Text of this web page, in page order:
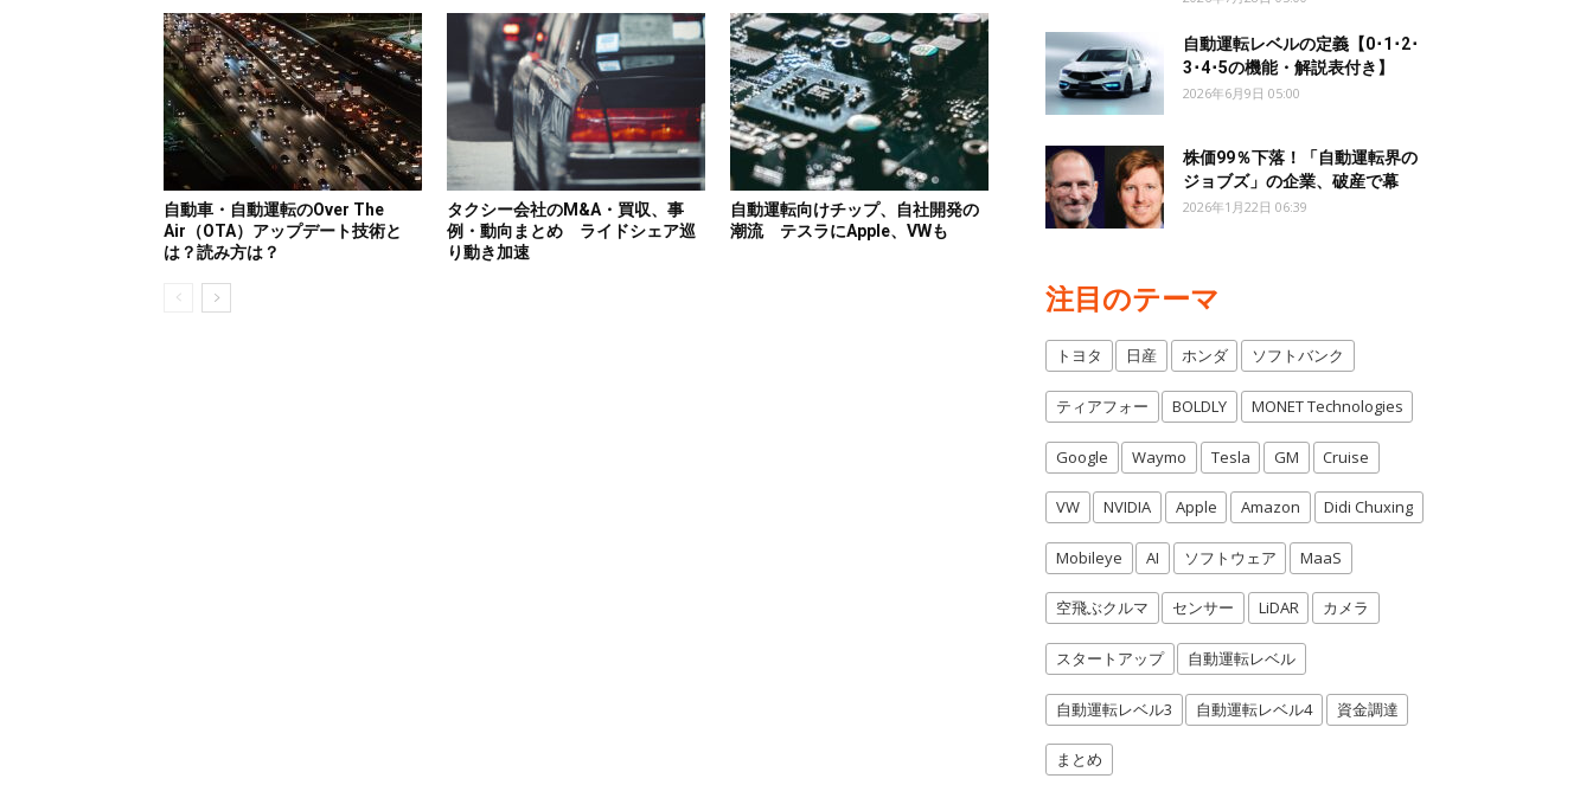
自動車・自動運転のOver The
Air（OTA）アップデート技術と
は？読み方は？
タクシー会社のM&A・買収、事
例・動向まとめ ライドシェア巡
り動き加速
自動運転向けチップ、自社開発の
潮流 テスラにApple、VWも
自動運転レベルの定義【0･1･2･
3･4･5の機能・解説表付き】
2026年6月9日 05:00
株価99％下落！「自動運転界の
ジョブズ」の企業、破産で幕
2026年1月22日 06:39
注目のテーマ
トヨタ 日産 ホンダ ソフトバンク
ティアフォー BOLDLY MONET Technologies
Google Waymo Tesla GM Cruise
VW NVIDIA Apple Amazon Didi Chuxing
Mobileye AI ソフトウェア MaaS
空飛ぶクルマ センサー LiDAR カメラ
スタートアップ 自動運転レベル
自動運転レベル3 自動運転レベル4 資金調達
まとめ